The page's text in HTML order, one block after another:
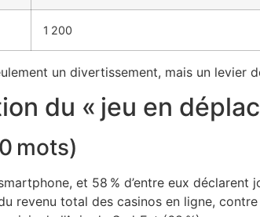
1 200
un divertissement, mais un levier
du « jeu en
mots)
et 58 % d’entre eux déclarent
revenu total des casinos en ligne,